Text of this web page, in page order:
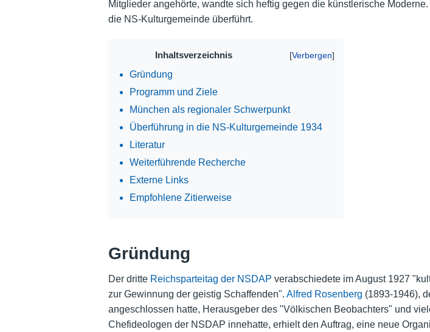
Mitglieder angehörte, wandte sich heftig gegen die künstlerische
die NS-Kulturgemeinde überführt.
Inhaltsverzeichnis
Gründung
Programm und Ziele
München als regionaler Schwerpunkt
Überführung in die NS-Kulturgemeinde 1934
Literatur
Weiterführende Recherche
Externe Links
Empfohlene Zitierweise
Gründung
Der dritte Reichsparteitag der NSDAP verabschiedete im August 1927
zur Gewinnung der geistig Schaffenden". Alfred Rosenberg (1893-1946),
angeschlossen hatte, Herausgeber des "Völkischen Beobachters" und
Chefideologen der NSDAP innehatte, erhielt den Auftrag, eine neue